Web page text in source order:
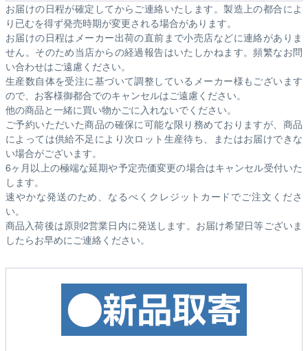
お届けの日程が確定してからご連絡いたします。製造上の都合によ
り已むを得ず発売時期が変更される場合があります。
お届けの日程はメーカー出荷の直前まで小売店などに連絡がありま
せん。そのため当店からの経過報告はいたしかねます。頻繁なお問
い合わせはご遠慮ください。
生産数自体を受注に基づいて調整しているメーカー様もございます
ので、お客様御都合でのキャンセルはご遠慮ください。
他の商品と一緒に買い物かごに入れないでください。
ご予約いただいた商品の確保に可能な限り務めておりますが、商品
によっては供給不足により次ロット生産待ち、またはお届けできな
い場合がございます。
6ヶ月以上の極端な延期や予定売価変更の場合はキャンセル受付いた
します。
速やかな発送のため、なるべくクレジットカードでご注文くださ
い。
商品入荷後は原則2営業日内に発送します。お届け希望日等ございま
したらお早めにご連絡ください。